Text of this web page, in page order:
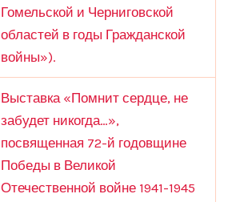
Гомельской и Черниговской
областей в годы Гражданской
войны»).
Выставка «Помнит сердце, не
забудет никогда…»,
посвященная 72-й годовщине
Победы в Великой
Отечественной войне 1941-1945